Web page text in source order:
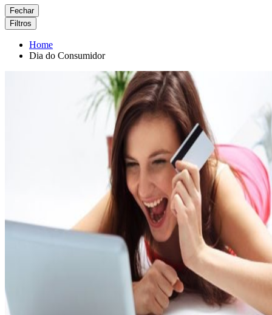
Fechar
Filtros
Home
Dia do Consumidor